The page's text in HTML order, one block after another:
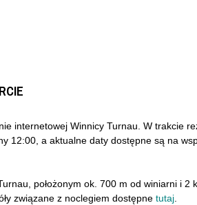
internetowej Winnicy Turnau. W trakcie
12:00, a aktualne daty dostępne są na
położonym ok. 700 m od winiarni i 2
związane z noclegiem dostępne tutaj.